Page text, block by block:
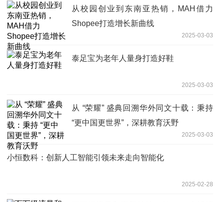
从校园创业到东南亚热销，MAH借力
Shopee打造增长新曲线
2025-03-03
泰足宝为老年人量身打造好鞋
2025-03-03
从 “荣耀” 盛典回溯华外同文十载：秉持
“更中国更世界”，深耕教育沃野
2025-03-03
小恒数科：创新人工智能引领未来走向智能化
2025-02-28